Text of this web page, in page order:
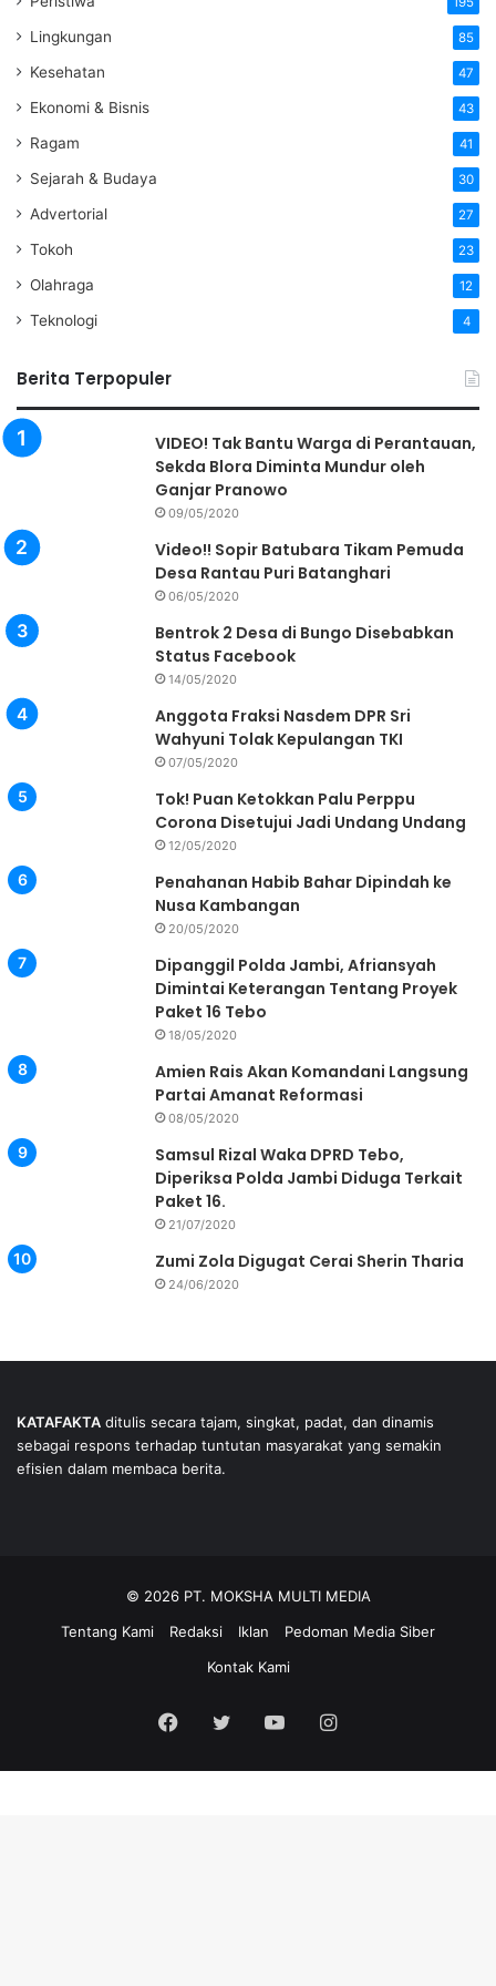
Lingkungan 85
Kesehatan 47
Ekonomi & Bisnis 43
Ragam 41
Sejarah & Budaya 30
Advertorial 27
Tokoh 23
Olahraga 12
Teknologi 4
Berita Terpopuler
VIDEO! Tak Bantu Warga di Perantauan,
Sekda Blora Diminta Mundur oleh
Ganjar Pranowo
09/05/2020
Video!! Sopir Batubara Tikam Pemuda
Desa Rantau Puri Batanghari
06/05/2020
Bentrok 2 Desa di Bungo Disebabkan
Status Facebook
14/05/2020
Anggota Fraksi Nasdem DPR Sri
Wahyuni Tolak Kepulangan TKI
07/05/2020
Tok! Puan Ketokkan Palu Perppu
Corona Disetujui Jadi Undang Undang
12/05/2020
Penahanan Habib Bahar Dipindah ke
Nusa Kambangan
20/05/2020
Dipanggil Polda Jambi, Afriansyah
Dimintai Keterangan Tentang Proyek
Paket 16 Tebo
18/05/2020
Amien Rais Akan Komandani Langsung
Partai Amanat Reformasi
08/05/2020
Samsul Rizal Waka DPRD Tebo,
Diperiksa Polda Jambi Diduga Terkait
Paket 16.
21/07/2020
Zumi Zola Digugat Cerai Sherin Tharia
24/06/2020
KATAFAKTA ditulis secara tajam, singkat, padat, dan dinamis
sebagai respons terhadap tuntutan masyarakat yang semakin
efisien dalam membaca berita.
© 2026 PT. MOKSHA MULTI MEDIA
Tentang Kami
Redaksi Iklan
Pedoman Media Siber
Kontak Kami
Facebook
Twitter YouTubeInstagram